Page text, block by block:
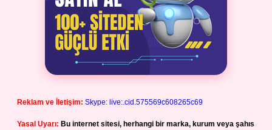
Reklam ve İletişim: Skype: live:.cid.575569c608265c69
Yasal Uyarı: Bu internet sitesi, herhangi bir marka, kurum veya şahıs